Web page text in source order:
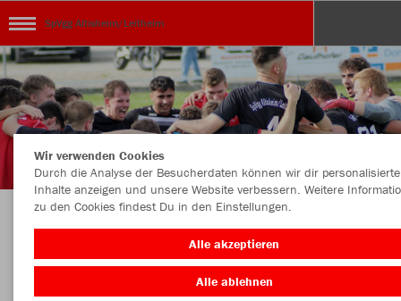
SpVgg Altisheim/Leitheim
Herzlich Willkommen im Teamshop SpVgg
Altisheim/Leitheim
Wir verwenden Cookies
Durch die Analyse der Besucherdaten können wir dir personalisierte
Inhalte anzeigen und unsere Website verbessern. Weitere
zu den Cookies findest Du in den Einstellungen.
Alle akzeptieren
Alle ablehnen